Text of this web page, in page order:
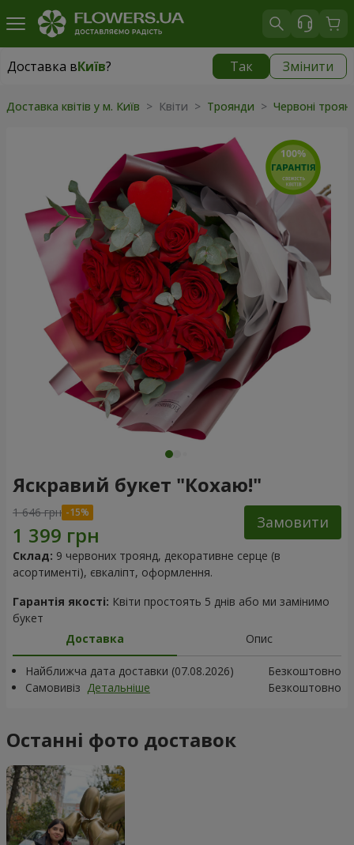
Доставка вКиїв? Так Змінити
Доставка вКиїв
Доставка квітів у м. Київ > Квіти > Троянди > Червоні
Яскравий букет "Кохаю!"
1 646 грн
Замовити
Склад: 9 червоних троянд, декоративне серце (в
асортименті), євкаліпт, оформлення.
Гарантія якості: Квіти простоять 5 днів або ми замінимо
букет
Доставка
Опис
Найближча дата доставки (07.08.2026)
Безкоштовно
Самовивіз Детальніше Безкоштовно
Останні фото доставок